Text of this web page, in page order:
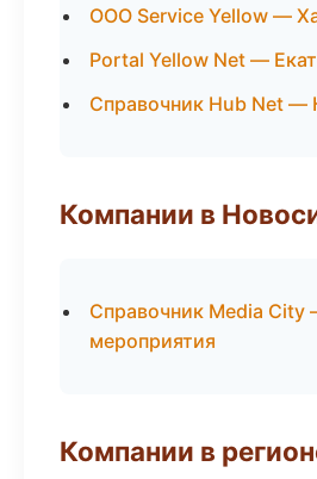
ООО Service Yellow —
Portal Yellow Net —
Справочник Hub Net —
Компании в
Справочник Media
мероприятия
Компании в